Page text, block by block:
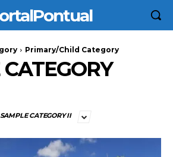
Primary/Child Category
SAMPLE CATEGORY II